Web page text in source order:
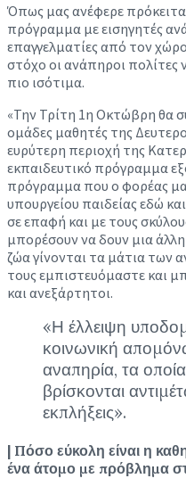
Όπως μας ανέφερε
πρόγραμμα με εισηγητές
επαγγελματίες από τον
στόχο οι ανάπηροι πολίτες
πιο ισότιμα.
«Την Τρίτη 1η Οκτώβρη θα
ομάδες μαθητές της
ευρύτερη περιοχή της
εκπαιδευτικό πρόγραμμα
πρόγραμμα που ο φορέας
υπουργείου παιδείας εδώ
σε επαφή και με τους
μπορέσουν να δουν μια
ζώα γίνονται τα μάτια
τους εμπιστευόμαστε και
και ανεξάρτητοι.
«Η έλλειψη
κοινωνική
αναπηρία, τα
βρίσκονται
εκπλήξεις».
| Πόσο εύκολη είναι η
ένα άτομο με πρόβλημα